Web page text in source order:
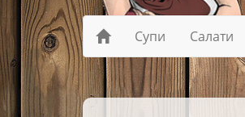
Супи Салати